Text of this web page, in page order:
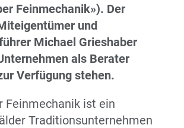
Feinmechanik»). Der
und
Michael Grieshaber
als Berater
Verfügung stehen.
Feinmechanik ist ein
Traditionsunternehmen